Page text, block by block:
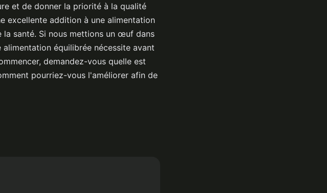
et de donner la priorité à la qualité
excellente addition à une alimentation
santé. Si nous mettions un œuf dans
équilibrée nécessite avant
demandez-vous quelle est
pourriez-vous l'améliorer afin de